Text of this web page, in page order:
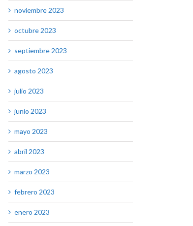
noviembre 2023
octubre 2023
septiembre 2023
agosto 2023
julio 2023
junio 2023
mayo 2023
abril 2023
marzo 2023
febrero 2023
enero 2023